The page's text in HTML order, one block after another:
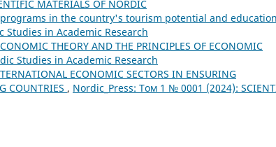
MATERIALS OF NORDIC
in the country's tourism potential and education
Studies in Academic Research
THEORY AND THE PRINCIPLES OF ECONOMIC
Studies in Academic Research
ECONOMIC SECTORS IN ENSURING
COUNTRIES , Nordic_Press: Том 1 № 0001 (2024):